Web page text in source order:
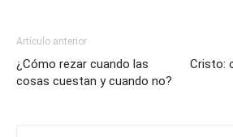
Artículo anterior
¿Cómo rezar cuando las
cosas cuestan y cuando no?
Cristo: